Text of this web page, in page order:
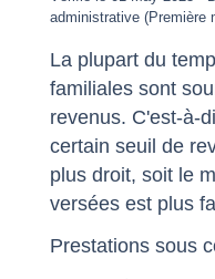
administrative (Première
La plupart du
familiales sont
revenus. C'est-à-
certain seuil de
plus droit, soit le
versées est plus
Prestations sous